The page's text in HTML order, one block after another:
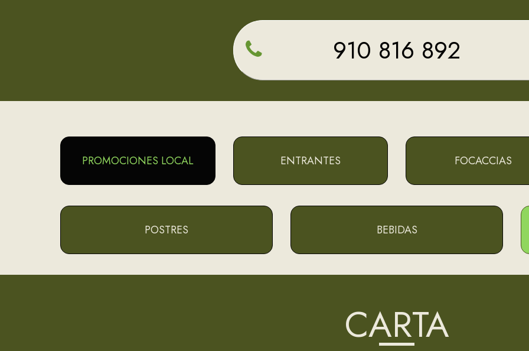
910 816 892
PROMOCIONES LOCAL ENTRANTES FOCACCIAS
POSTRES BEBIDAS
CARTA